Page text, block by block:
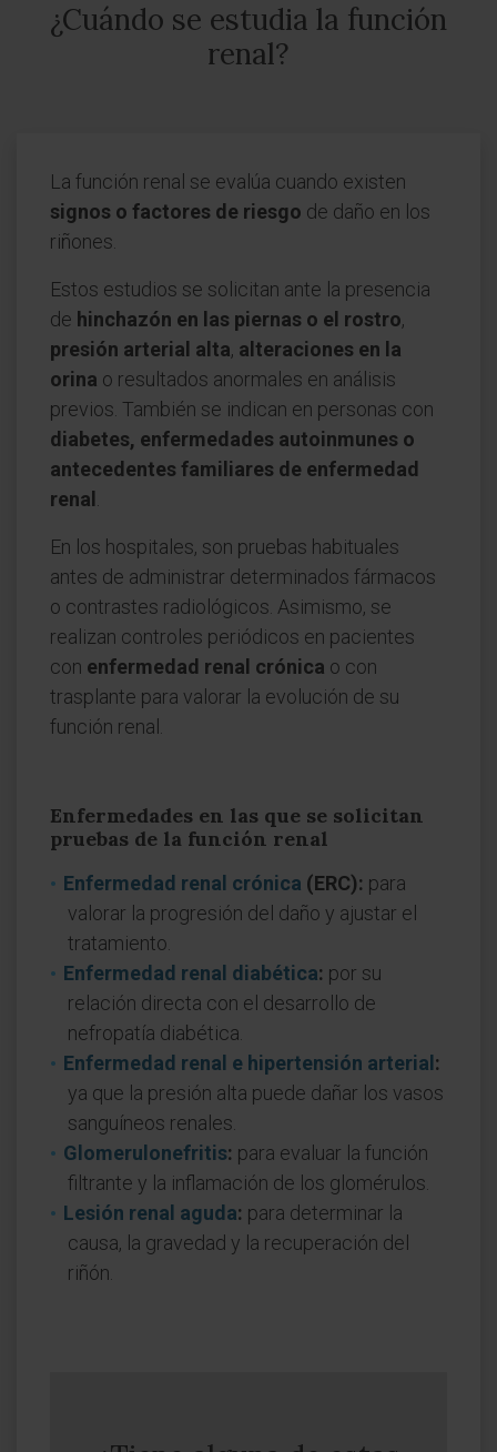
¿Cuándo se estudia la función
renal?
La función renal se evalúa cuando existen
signos o factores de riesgo de daño en los
riñones.
Estos estudios se solicitan ante la presencia
de hinchazón en las piernas o el rostro,
presión arterial alta, alteraciones en la
orina o resultados anormales en análisis
previos. También se indican en personas con
diabetes, enfermedades autoinmunes o
antecedentes familiares de enfermedad
renal
En los hospitales, son pruebas habituales
antes de administrar determinados fármacos
o contrastes radiológicos. Asimismo, se
realizan controles periódicos en pacientes
con enfermedad renal crónica o con
trasplante para valorar la evolución de su
función renal.
Enfermedades en las que se solicitan
pruebas de la función renal
Enfermedad renal crónica (ERC): para
valorar la progresión del daño y ajustar el
tratamiento.
Enfermedad renal diabética: por su
relación directa con el desarrollo de
nefropatía diabética.
Enfermedad renal e hipertensión arterial :
ya que la presión alta puede dañar los vasos
sanguíneos renales.
Glomerulonefritis: para evaluar la función
filtrante y la inflamación de los glomérulos.
Lesión renal aguda: para determinar la
causa, la gravedad y la recuperación del
riñón.